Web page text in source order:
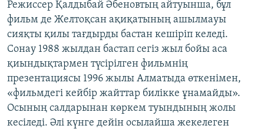
Режиссер Қалдыбай Әбеновтың айтуынша, бұл
фильм де Желтоқсан ақиқатының ашылмауы
сияқты қилы тағдырды бастан кешіріп келеді.
Сонау 1988 жылдан бастап сегіз жыл бойы аса
қиындықтармен түсірілген фильмнің
презентациясы 1996 жылы Алматыда өткенімен,
«фильмдегі кейбір жайттар билікке ұнамайды».
Осының салдарынан көркем туындының жолы
кесіледі. Әлі күнге дейін осылайша жекелеген